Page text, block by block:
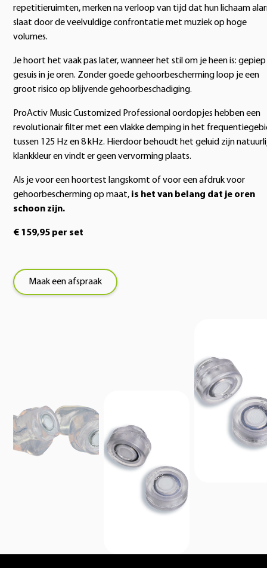
repetitieruimten, merken na verloop van tijd dat hun lichaam
slaat door de veelvuldige confrontatie met muziek op hoge
volumes.
Je hoort het vaak pas later, wanneer het stil om je heen is:
gesuis in je oren. Zonder goede gehoorbescherming loop je een
groot risico op blijvende gehoorbeschadiging.
ProActiv Music Customized Professional oordopjes hebben een
revolutionair filter met een vlakke demping in het
tussen 125 Hz en 8 kHz. Hierdoor behoudt het geluid zijn
klankkleur en vindt er geen vervorming plaats.
Als je voor een hoortest langskomt of voor een afdruk voor
gehoorbescherming op maat, is het van belang dat je oren
schoon zijn.
€ 159,95 per set
Maak een afspraak